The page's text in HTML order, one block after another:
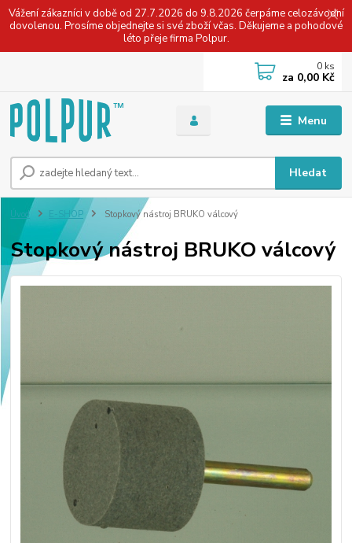
Vážení zákazníci v době od 27.7.2026 do 9.8.2026 čerpáme celozávodní
dovolenou. Prosíme objednejte si své zboží včas. Děkujeme a pohodové
léto přeje firma Polpur.
Menu
Hledat
0 ks
za 0,00 Kč
Úvod E-SHOP Stopkový nástroj BRUKO válcový
Stopkový nástroj BRUKO válcový